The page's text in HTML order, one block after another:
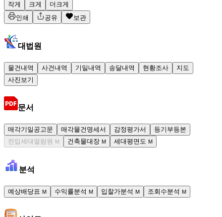
작게
크게
더크게
인쇄
공유 보관
대법원
물건내역 사건내역 기일내역 송달내역 현황조사
지도
사진보기
문서
매각기일공고문 매각물건명세서 감정평가서
등기부등본
전입세대열람원
M 건축물대장 M 세대평면도 M
분석
예상배당표 M 수익률분석 M 입찰가분석 M 조회수분석 M